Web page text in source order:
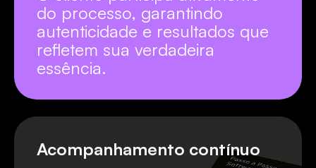
do processo, garantindo
autenticidade e resultados que
refletem sua verdadeira
essência.
Acompanhamento contínuo